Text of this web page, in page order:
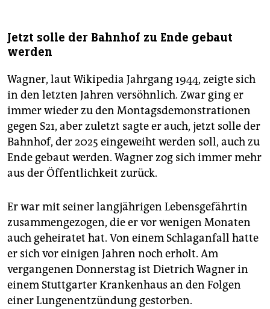
Jetzt solle der Bahnhof zu Ende gebaut
werden
Wagner, laut Wikipedia Jahrgang 1944, zeigte sich
in den letzten Jahren versöhnlich. Zwar ging er
immer wieder zu den Montagsdemonstrationen
gegen S21, aber zuletzt sagte er auch, jetzt solle der
Bahnhof, der 2025 eingeweiht werden soll, auch zu
Ende gebaut werden. Wagner zog sich immer mehr
aus der Öffentlichkeit zurück.
Er war mit seiner langjährigen Lebensgefährtin
zusammengezogen, die er vor wenigen Monaten
auch geheiratet hat. Von einem Schlaganfall hatte
er sich vor einigen Jahren noch erholt. Am
vergangenen Donnerstag ist Dietrich Wagner in
einem Stuttgarter Krankenhaus an den Folgen
einer Lungenentzündung gestorben.